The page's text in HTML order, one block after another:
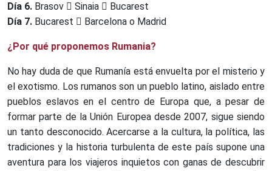
Día 6. Brasov Sinaia
Bucarest
Día 7. Bucarest Barcelona o Madrid
¿Por qué proponemos Rumania?
No hay duda de que Rumanía está envuelta por el misterio y
el exotismo. Los rumanos son un pueblo latino, aislado entre
pueblos eslavos en el centro de Europa que, a pesar de
formar parte de la Unión Europea desde 2007, sigue siendo
un tanto desconocido. Acercarse a la cultura, la política, las
tradiciones y la historia turbulenta de este país supone una
aventura para los viajeros inquietos con ganas de descubrir